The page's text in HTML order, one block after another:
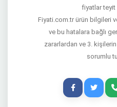
fiyatlar teyit
Fiyati.com.tr ürün bilgileri
ve bu hatalara bağlı
zararlardan ve 3.
sorumlu